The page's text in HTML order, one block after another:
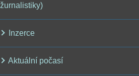
žurnalistiky)
Inzerce
Aktuální počasí